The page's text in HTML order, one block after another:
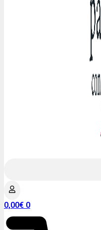
0,00€ 0